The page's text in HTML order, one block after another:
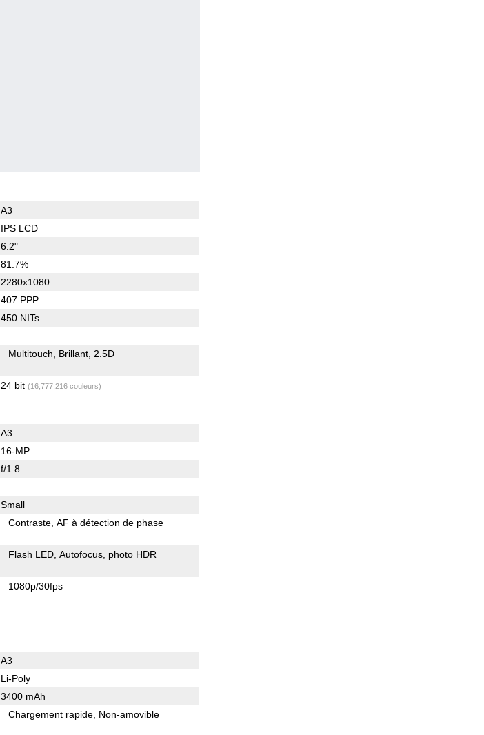
A3
IPS LCD
6.2"
81.7%
2280x1080
407 PPP
450 NITs
Multitouch Brillant 2.5D
24 bit (16,777,216 couleurs)
A3
16-MP
f/1.8
Small
Contraste AF à détection de phase
Flash LED Autofocus photo HDR
1080p/30fps
A3
Li-Poly
3400 mAh
Chargement rapide Non-amovible